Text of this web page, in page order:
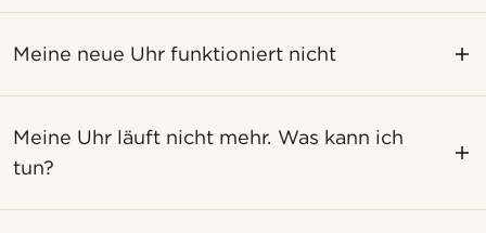
Meine neue Uhr funktioniert nicht
Meine Uhr läuft nicht mehr. Was kann ich
tun?